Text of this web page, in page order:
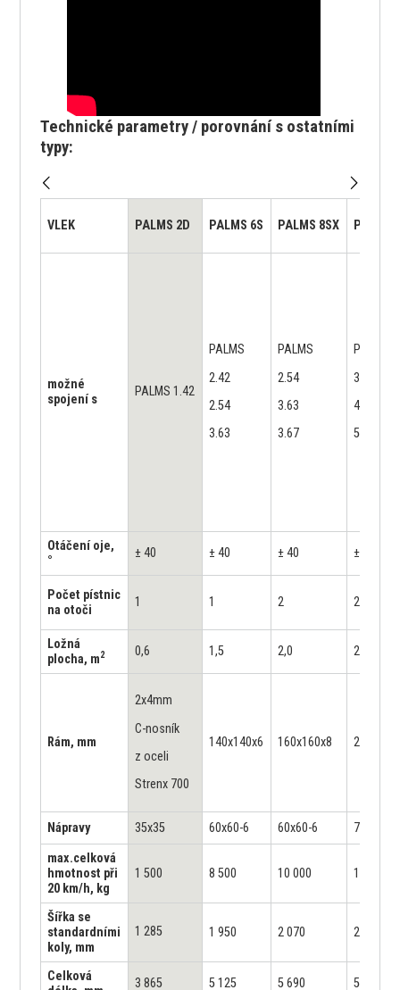
Technické parametry / porovnání s ostatními
typy:
VLEK PALMS 2D PALMS 6S PALMS 8SX PALMS
možné
spojení s
PALMS 1.42
PALMS
2.42
2.54
3.63
PALMS
2.54
3.63
3.67
PALMS
3.67
4.71
5.75 a
Otáčení oje,
°
± 40 ± 40 ± 40 ± 40
Počet pístnic
na otoči
1 1 2 2
Ložná
plocha, m2 0,6 1,5 2,0 2,0
Rám, mm
2x4mm
C-nosník
z oceli
Strenx 700
140x140x6 160x160x8
Nápravy 35x35 60x60-6 60x60-6
70x70-6
max.celková
hmotnost při
20 km/h, kg
1 500 8 500 10 000 10 000
Šířka se
standardními
koly, mm
1 285 1 950 2 070 2 050
Celková
3 865 5 125 5 690 5 780